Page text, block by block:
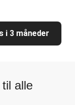
i 3 måneder
alle